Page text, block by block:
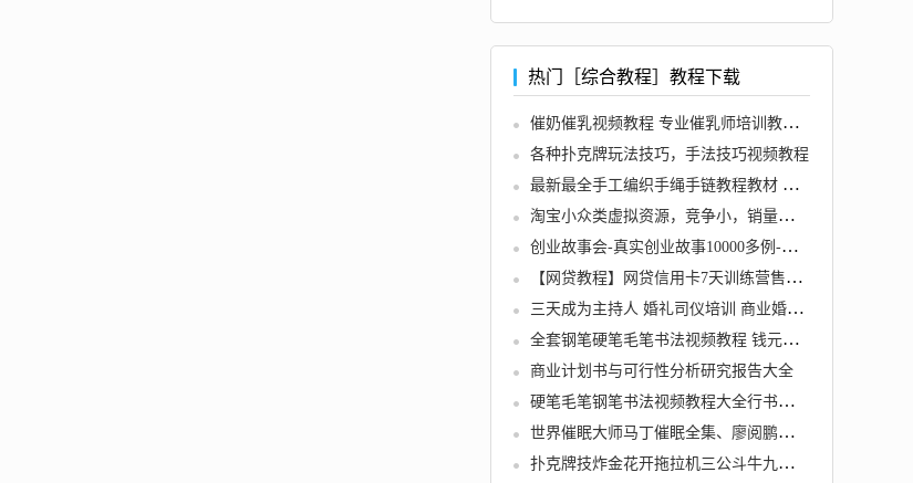
热门［综合教程］教程下载
催奶催乳视频教程 专业催乳师培训教材视频教程 催乳按摩手法视频
各种扑克牌玩法技巧，手法技巧视频教程
最新最全手工编织手绳手链教程教材 中国结技法技巧 DIY教程书籍
淘宝小众类虚拟资源，竞争小，销量好（付种子资源）
创业故事会-真实创业故事10000多例-创业经验-创业点子2013
【网贷教程】网贷信用卡7天训练营售价299元
三天成为主持人 婚礼司仪培训 商业婚庆礼音乐台词视频教程资料
全套钢笔硬笔毛笔书法视频教程 钱元培庞中华行书隶书教学大全
商业计划书与可行性分析研究报告大全
硬笔毛笔钢笔书法视频教程大全行书隶书楷书教学送字帖生成软件
世界催眠大师马丁催眠全集、廖阅鹏催眠系列+视频教程共2.6GB
扑克牌技炸金花开拖拉机三公斗牛九点半牌技教程端牌洗牌发变牌(tbd)